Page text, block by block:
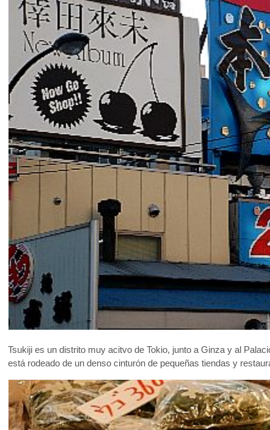
Tsukiji es un distrito muy acitvo de Tokio, junto a Ginza y al
está rodeado de un denso cinturón de pequeñas tiendas y